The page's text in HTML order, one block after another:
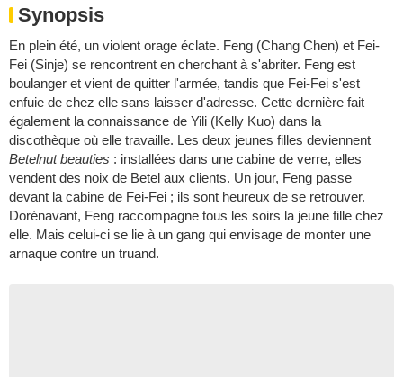
Synopsis
En plein été, un violent orage éclate. Feng (Chang Chen) et Fei-
Fei (Sinje) se rencontrent en cherchant à s'abriter. Feng est
boulanger et vient de quitter l'armée, tandis que Fei-Fei s'est
enfuie de chez elle sans laisser d'adresse. Cette dernière fait
également la connaissance de Yili (Kelly Kuo) dans la
discothèque où elle travaille. Les deux jeunes filles deviennent
Betelnut beauties : installées dans une cabine de verre, elles
vendent des noix de Betel aux clients. Un jour, Feng passe
devant la cabine de Fei-Fei ; ils sont heureux de se retrouver.
Dorénavant, Feng raccompagne tous les soirs la jeune fille chez
elle. Mais celui-ci se lie à un gang qui envisage de monter une
arnaque contre un truand.